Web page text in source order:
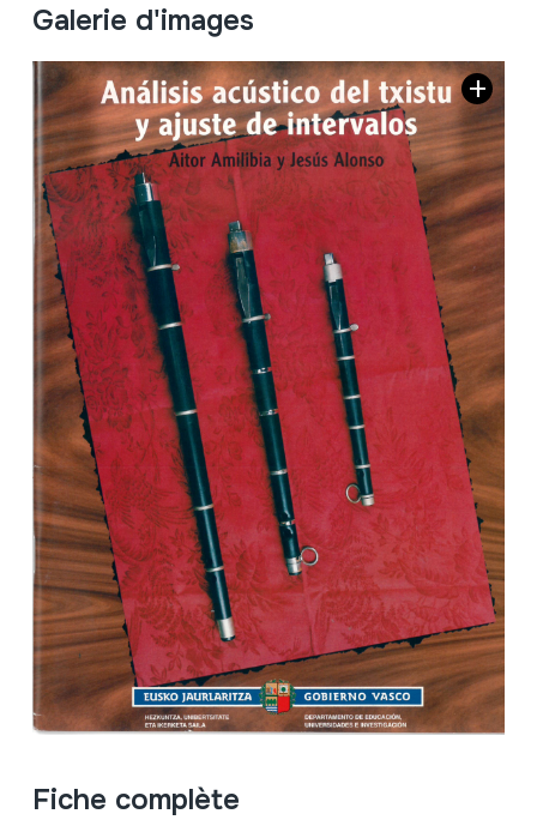
Galerie d'images
Fiche complète